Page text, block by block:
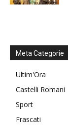
Meta Categorie
Ultim'Ora
Castelli Romani
Sport
Frascati